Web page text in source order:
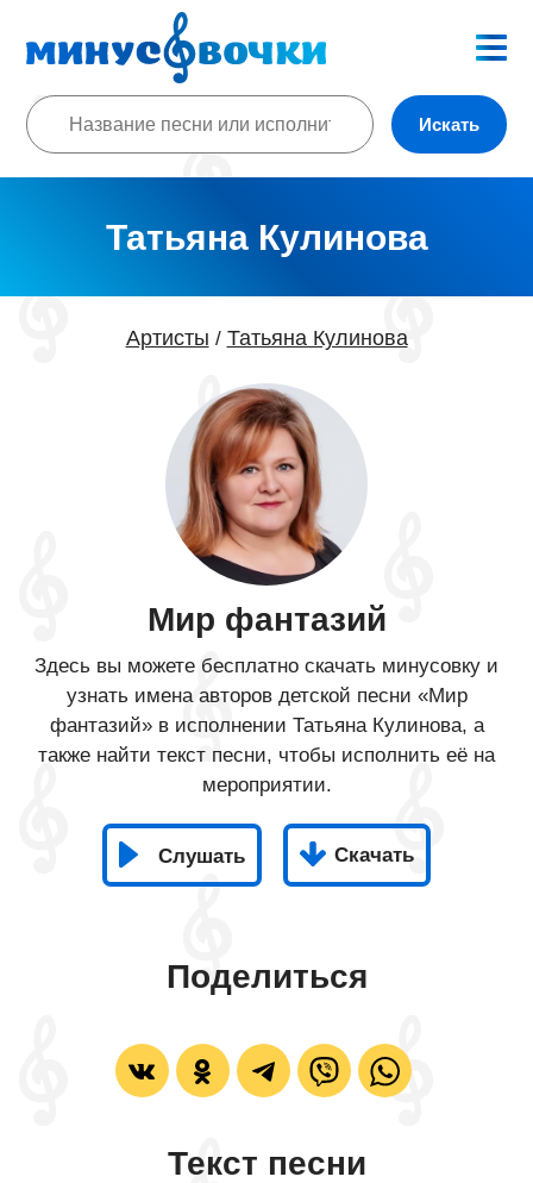
Искать
Татьяна Кулинова
Артисты / Татьяна Кулинова
Мир фантазий
Здесь вы можете бесплатно скачать минусовку и
узнать имена авторов детской песни «Мир
фантазий» в исполнении Татьяна Кулинова, а
также найти текст песни, чтобы исполнить её на
мероприятии.
Слушать Скачать
Поделиться
Текст песни